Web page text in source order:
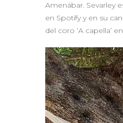
Amenábar. Sevarley
en Spotify y en su
del coro ‘A capella’